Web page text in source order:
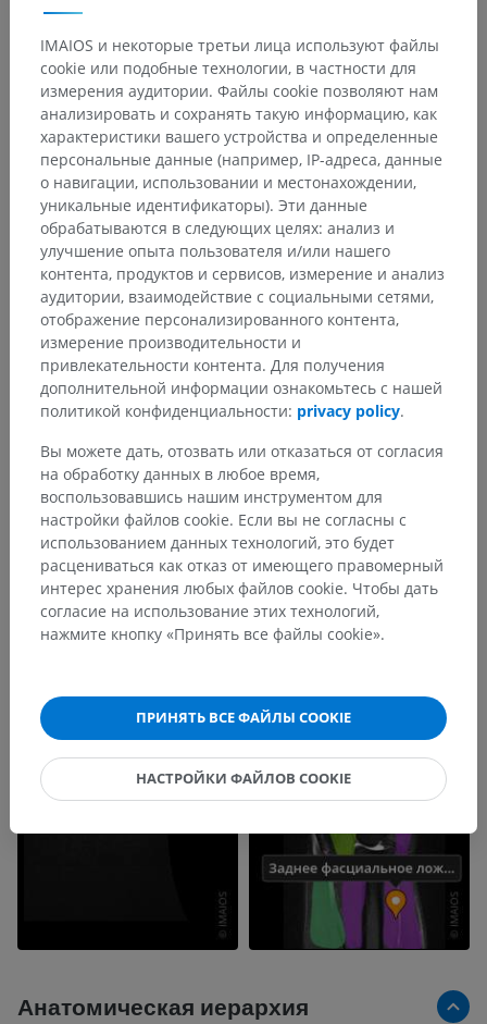
Анатомическая иерархия
IMAIOS и некоторые третьи лица используют файлы
cookie или подобные технологии, в частности для
измерения аудитории. Файлы cookie позволяют нам
анализировать и сохранять такую информацию, как
характеристики вашего устройства и определенные
персональные данные (например, IP-адреса, данные
о навигации, использовании и местонахождении,
уникальные идентификаторы). Эти данные
обрабатываются в следующих целях: анализ и
улучшение опыта пользователя и/или нашего
контента, продуктов и сервисов, измерение и анализ
аудитории, взаимодействие с социальными сетями,
отображение персонализированного контента,
измерение производительности и
привлекательности контента. Для получения
дополнительной информации ознакомьтесь с нашей
политикой конфиденциальности: privacy policy.
Вы можете дать, отозвать или отказаться от согласия
на обработку данных в любое время,
воспользовавшись нашим инструментом для
настройки файлов cookie. Если вы не согласны с
использованием данных технологий, это будет
расцениваться как отказ от имеющего правомерный
интерес хранения любых файлов cookie. Чтобы дать
согласие на использование этих технологий,
нажмите кнопку «Принять все файлы cookie».
ПРИНЯТЬ ВСЕ ФАЙЛЫ COOKIE
НАСТРОЙКИ ФАЙЛОВ COOKIE